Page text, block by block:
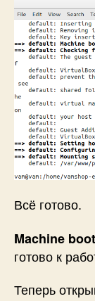
Всё готово.
Machine
готово к
Теперь